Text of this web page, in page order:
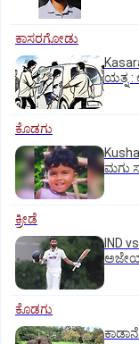
ಕಾಸರಗೋಡು
ಯತ್ನ :
ಕೊಡಗು
ಮಗು
ಕ್ರೀಡೆ
IND
ಕೊಡಗು